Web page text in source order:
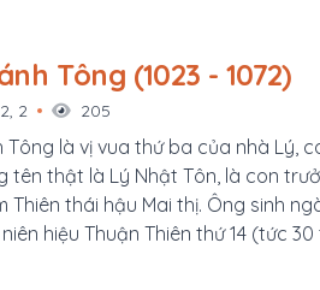
Lý Thánh Tông (1023 - 1072)
2 205
Tông là vị vua thứ ba của nhà Lý,
tên thật là Lý Nhật Tôn, là con
Thiên thái hậu Mai thị. Ông sinh
hiệu Thuận Thiên thứ 14 (tức